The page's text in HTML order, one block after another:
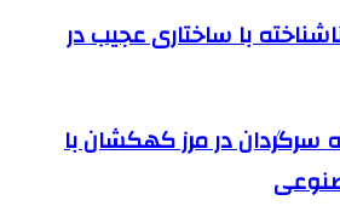
با ساختاری عجیب در
در مرز کهکشان با